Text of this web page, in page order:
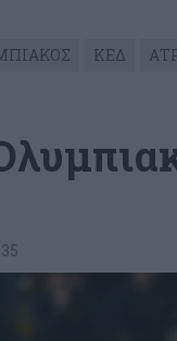
ΚΕΔ